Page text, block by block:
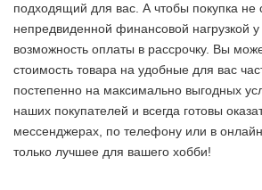
подходящий для вас. А чтобы покупка не
непредвиденной финансовой нагрузкой у
возможность оплаты в рассрочку. Вы
стоимость товара на удобные для вас
постепенно на максимально выгодных
наших покупателей и всегда готовы
мессенджерах, по телефону или в
только лучшее для вашего хобби!